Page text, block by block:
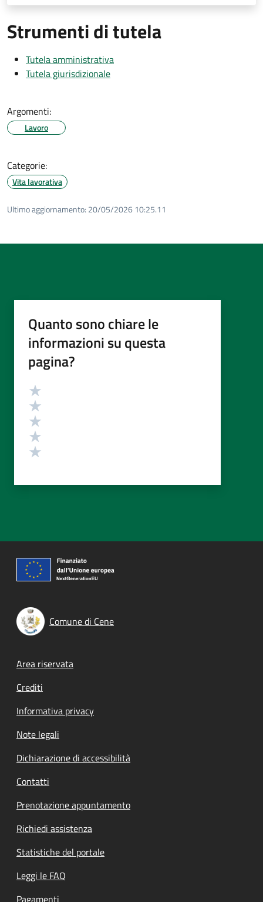
Strumenti di tutela
Tutela amministrativa
Tutela giurisdizionale
Argomenti:
Lavoro
Categorie:
Vita lavorativa
Ultimo aggiornamento: 20/05/2026 10:25.11
Quanto sono chiare le
informazioni su questa
pagina?
Valutazione
Comune di Cene
Footer menu
Area riservata
Crediti
Informativa privacy
Note legali
Dichiarazione di accessibilità
Contatti
Prenotazione appuntamento
Richiedi assistenza
Statistiche del portale
Leggi le FAQ
Pagamenti